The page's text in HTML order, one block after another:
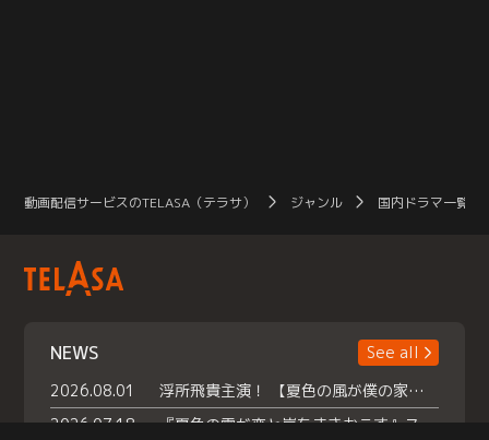
動画配信サービスのTELASA（テラサ） ジャンル 国内ドラマ一覧（
NEWS
See all
2026.08.01
浮所飛貴主演！ 【夏色の風が僕の家にやってきた】 本日よりテラサで独占配信スタート！
2026.07.18
『夏色の雲が恋と嵐をまきおこす』スペシャルメイキング 【Part1】2026年７月18日（土）23時30分～配信スタート！話題のシーンの裏側を大公開！豪華キャスト大集合！ 『武宮家 真夏の家族会議』開催！